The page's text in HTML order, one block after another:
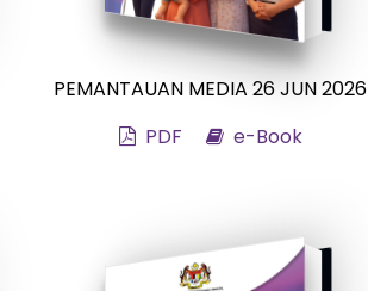
PEMANTAUAN MEDIA 26 JUN 2026
PDF
e-Book